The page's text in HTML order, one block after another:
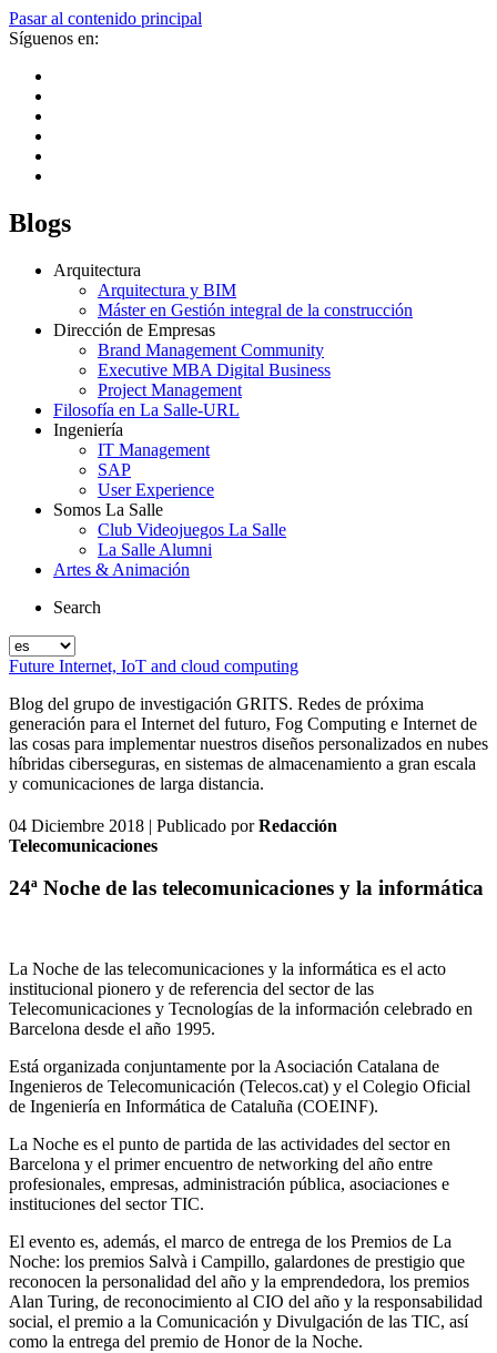
Pasar al contenido principal
Síguenos en:
Blogs
Arquitectura
Arquitectura y BIM
Máster en Gestión integral de la construcción
Dirección de Empresas
Brand Management Community
Executive MBA Digital Business
Project Management
Filosofía en La Salle-URL
Ingeniería
IT Management
SAP
User Experience
Somos La Salle
Club Videojuegos La Salle
La Salle Alumni
Artes & Animación
Search
Future Internet, IoT and cloud computing
Blog del grupo de investigación GRITS. Redes de próxima
generación para el Internet del futuro, Fog Computing e Internet de
las cosas para implementar nuestros diseños personalizados en nubes
híbridas ciberseguras, en sistemas de almacenamiento a gran escala
y comunicaciones de larga distancia.
04 Diciembre 2018 | Publicado porRedacción
Telecomunicaciones
24ª Noche de las telecomunicaciones y la informática
La Noche de las telecomunicaciones y la informática es el acto
institucional pionero y de referencia del sector de las
Telecomunicaciones y Tecnologías de la información celebrado en
Barcelona desde el año 1995.
Está organizada conjuntamente por la Asociación Catalana de
Ingenieros de Telecomunicación (Telecos.cat) y el Colegio Oficial
de Ingeniería en Informática de Cataluña (COEINF).
La Noche es el punto de partida de las actividades del sector en
Barcelona y el primer encuentro de networking del año entre
profesionales, empresas, administración pública, asociaciones e
instituciones del sector TIC.
El evento es, además, el marco de entrega de los Premios de La
Noche: los premios Salvà i Campillo, galardones de prestigio que
reconocen la personalidad del año y la emprendedora, los premios
Alan Turing, de reconocimiento al CIO del año y la responsabilidad
social, el premio a la Comunicación y Divulgación de las TIC, así
como la entrega del premio de Honor de la Noche.